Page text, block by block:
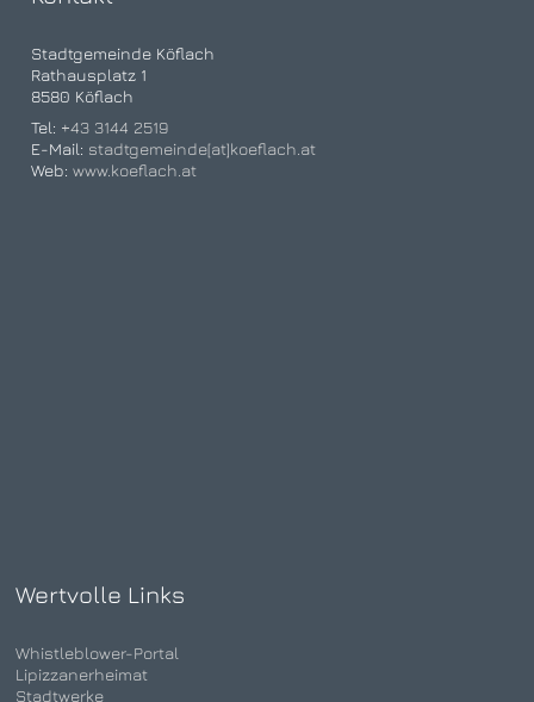
Stadtgemeinde Köflach
Rathausplatz 1
8580 Köflach
Tel: +43 3144 2519
E-Mail: stadtgemeinde[at]koeflach.at
Web:www.koeflach.at
Wertvolle Links
Whistleblower-Portal
Lipizzanerheimat
Stadtwerke